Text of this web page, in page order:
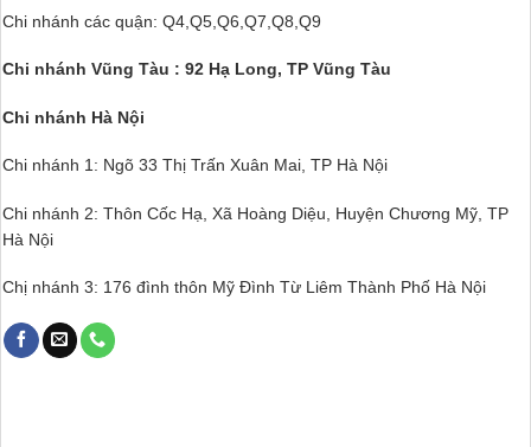
Chi nhánh các quận: Q4,Q5,Q6,Q7,Q8,Q9
Chi nhánh Vũng Tàu : 92 Hạ Long, TP Vũng Tàu
Chi nhánh Hà Nội
Chi nhánh 1: Ngõ 33 Thị Trấn Xuân Mai, TP Hà Nội
Chi nhánh 2: Thôn Cốc Hạ, Xã Hoàng Diệu, Huyện Chương Mỹ, TP
Hà Nội
Chị nhánh 3: 176 đình thôn Mỹ Đình Từ Liêm Thành Phố Hà Nội